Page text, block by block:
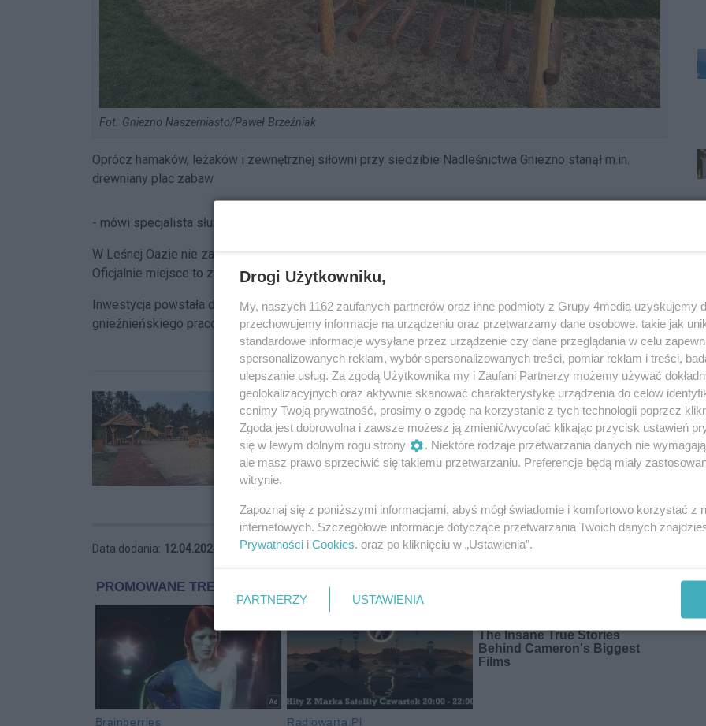
Fot. Gniezno Naszemiasto/Paweł Brzeźniak
Oprócz hamaków, leżaków i zewnętrznej siłowni przy siedzibie Nadleśnictwa Gniezno stanął m.in.
drewniany plac zabaw.
- mówi specjalista służby leśnej w Gnieźnie Karolina Łachowska.
W Leśnej Oazie nie zabrakło także tyrolki.
Oficjalnie miejsce to zostanie oddane do użytku mieszkańców dziś o godzinie 11:00.
Inwestycja powstała dzięki grantowi o wartości ponad 1 mln zł od Fundacji Pracowniczej,
gnieźnieńskiego pracodawcy firmy VELUX.
Data dodania: 12.04.2024 14:00
Drogi Użytkowniku,
My, naszych 1162 zaufanych partnerów oraz inne podmioty z Grupy 4media uzyskujemy
przechowujemy informacje na urządzeniu oraz przetwarzamy dane osobowe, takie jak
standardowe informacje wysyłane przez urządzenie czy dane przeglądania w celu
spersonalizowanych reklam, wybór spersonalizowanych treści, pomiar reklam i treści,
ulepszanie usług. Za zgodą Użytkownika my i Zaufani Partnerzy możemy używać
geolokalizacyjnych oraz aktywnie skanować charakterystykę urządzenia do celów
cenimy Twoją prywatność, prosimy o zgodę na korzystanie z tych technologii poprzez
Zgoda jest dobrowolna i zawsze możesz ją zmienić/wycofać klikając przycisk ustawień
się w lewym dolnym rogu strony
. Niektóre rodzaje przetwarzania danych nie
ale masz prawo sprzeciwić się takiemu przetwarzaniu. Preferencje będą miały
witrynie.
Zapoznaj się z poniższymi informacjami, abyś mógł świadomie i komfortowo korzystać z
internetowych. Szczegółowe informacje dotyczące przetwarzania Twoich danych
Prywatności i Cookies . oraz po kliknięciu w „Ustawienia”.
PARTNERZY USTAWIENIA